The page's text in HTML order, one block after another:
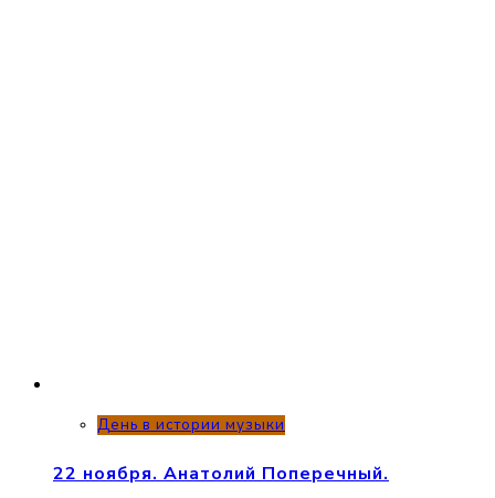
День в истории музыки
22 ноября. Анатолий Поперечный.